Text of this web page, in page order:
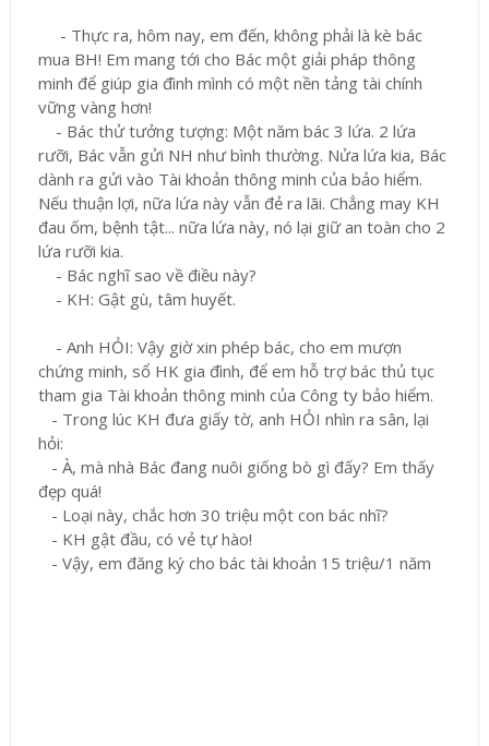
- Thực ra, hôm nay, em đến, không phải là kè bác
mua BH! Em mang tới cho Bác một giải pháp thông
minh để giúp gia đình mình có một nền tảng tài chính
vững vàng hơn!
- Bác thử tưởng tượng: Một năm bác 3 lứa. 2 lứa
rưỡi, Bác vẫn gửi NH như bình thường. Nửa lứa kia, Bác
dành ra gửi vào Tài khoản thông minh của bảo hiểm.
Nếu thuận lợi, nữa lứa này vẫn đẻ ra lãi. Chẳng may KH
đau ốm, bệnh tật... nữa lứa này, nó lại giữ an toàn cho 2
lứa rưỡi kia.
- Bác nghĩ sao về điều này?
- KH: Gật gù, tâm huyết.
- Anh HỎI: Vậy giờ xin phép bác, cho em mượn
chứng minh, sổ HK gia đình, để em hỗ trợ bác thủ tục
tham gia Tài khoản thông minh của Công ty bảo hiểm.
- Trong lúc KH đưa giấy tờ, anh HỎI nhìn ra sân, lại
hỏi:
- À, mà nhà Bác đang nuôi giống bò gì đấy? Em thấy
đẹp quá!
- Loại này, chắc hơn 30 triệu một con bác nhĩ?
- KH gật đầu, có vẻ tự hào!
- Vậy, em đăng ký cho bác tài khoản 15 triệu/1 năm